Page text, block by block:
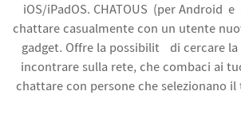
iOS/iPadOS. CHATOUS (per Android
chattare casualmente con un utente
gadget. Offre la possibilità di cercare
incontrare sulla rete, che combaci ai
chattare con persone che selezionano